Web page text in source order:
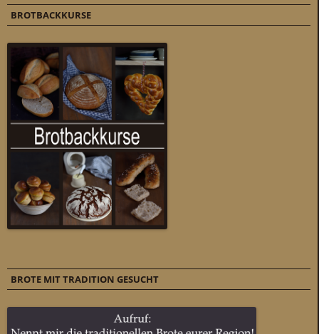
BROTBACKKURSE
BROTE MIT TRADITION GESUCHT